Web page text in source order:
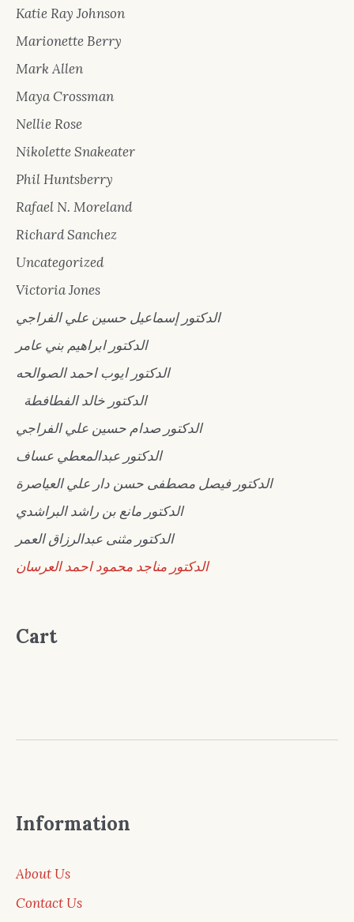
Katie Ray Johnson
Marionette Berry
Mark Allen
Maya Crossman
Nellie Rose
Nikolette Snakeater
Phil Huntsberry
Rafael N. Moreland
Richard Sanchez
Uncategorized
Victoria Jones
الدكتور إسماعيل حسين علي الفراجي
الدكتور ابراهيم بني عامر
الدكتور ايوب احمد الصوالحه
الدكتور خالد الفطافطة
الدكتور صدام حسين علي الفراجي
الدكتور عبدالمعطي عساف
الدكتور فيصل مصطفى حسن دار علي العياصرة
الدكتور مانع بن راشد البراشدي
الدكتور مثنى عبدالرزاق العمر
الدكتور مناجد محمود احمد العرسان
Cart
Information
About Us
Contact Us